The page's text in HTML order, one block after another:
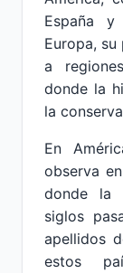
España y
Europa,
a
donde la
la
En
observa
donde la
siglos
apellidos
estos